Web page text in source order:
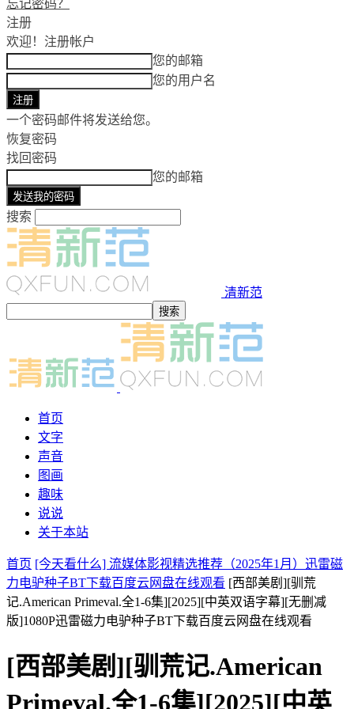
忘记密码？
注册
欢迎！ 注册帐户
您的邮箱
您的用户名
一个密码邮件将发送给您。
恢复密码
找回密码
您的邮箱
搜索
清新范
首页
文字
声音
图画
趣味
说说
关于本站
首页 [今天看什么] 流媒体影视精选推荐（2025年1月）迅雷磁
力电驴种子BT下载百度云网盘在线观看 [西部美剧][驯荒
记.American Primeval.全1-6集][2025][中英双语字幕][无删减
版]1080P迅雷磁力电驴种子BT下载百度云网盘在线观看
[西部美剧][驯荒记.American
Primeval.全1-6集][2025][中英